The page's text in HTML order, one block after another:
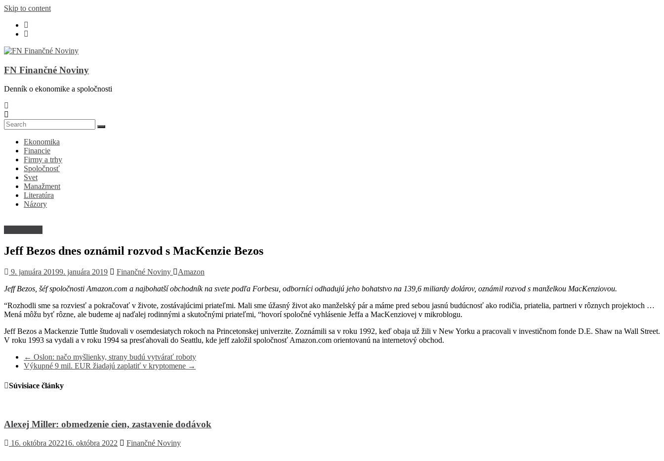
Skip to content
FN Finančné Noviny
Denník o ekonomike a spoločnosti
Ekonomika
Financie
Firmy a trhy
Spoločnosť
Svet
Manažment
Literatúra
Názory
Jeff Bezos dnes oznámil rozvod s MacKenzie Bezos
9. januára 20199. januára 2019 Finančné Noviny
Amazon
Jeff Bezos, šéf spoločnosti Amazon.com a najbohatší obchodník na svete podľa Forbesu, odborníci odhadujú jeho bohatstvo na 139,6 miliardy dolárov, oznámil rozvod s manželkou MacKenziovou.
“Rozhodli sme sa rozviesť a pokračovať v živote, zostávajúcimi priateľmi. Mali sme úžasný život ako manželský pár a máme pred sebou jasnú budúcnosť ako rodičia, priatelia, partneri v rôznych projektoch …
Mená môžu byť rôzne, ale budeme aj naďalej rodinnými a skutočnými priateľmi, “hovorí spoločné vyhlásenie Jeffa a MacKenziovej v mikroblogu.
Jeff Bezos a Mackenzie Tuttle študovali v osemdesiatych rokoch na Princetonskej univerzite. Zoznámili sa v roku 1992, keď obaja už žili v New Yorku a pracovali v investičnom fonde D.E. Shaw na Wall Street.
V roku 1993 sa vydali a v roku 1994 sa presťahovali do Seattlu, kde jeff založil spoločnosť Amazon.com orientovanú na internetový obchod.
← Oslon: načo myšlienky, strany budú vytvárať roboty
Výkupné 9 mil. EUR žiadajú zaplatiť v kryptomene →
Súvisiace články
Alexej Miller: obmedzenie cien, zastavenie dodávok
16. októbra 202216. októbra 2022 Finančné Noviny